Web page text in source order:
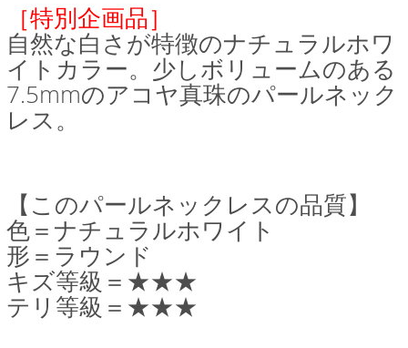
［特別企画品］
自然な白さが特徴のナチュラルホワ
イトカラー。少しボリュームのある
7.5mmのアコヤ真珠のパールネック
レス。
【このパールネックレスの品質】
色＝ナチュラルホワイト
形＝ラウンド
キズ等級＝★★★
テリ等級＝★★★